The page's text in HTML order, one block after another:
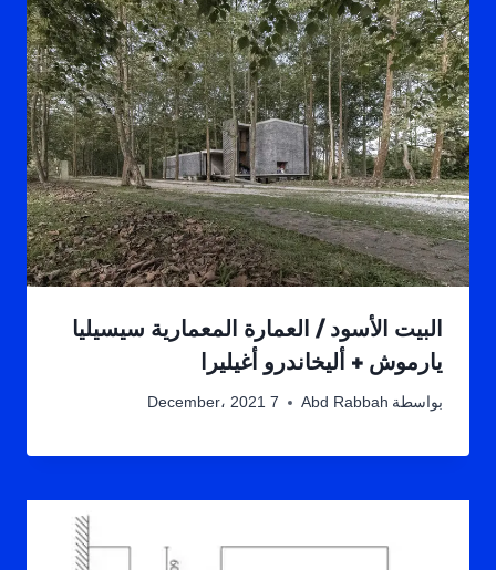
البيت الأسود / العمارة المعمارية سيسيليا
يارموش + أليخاندرو أغيليرا
بواسطة Abd Rabbah 7 December، 2021